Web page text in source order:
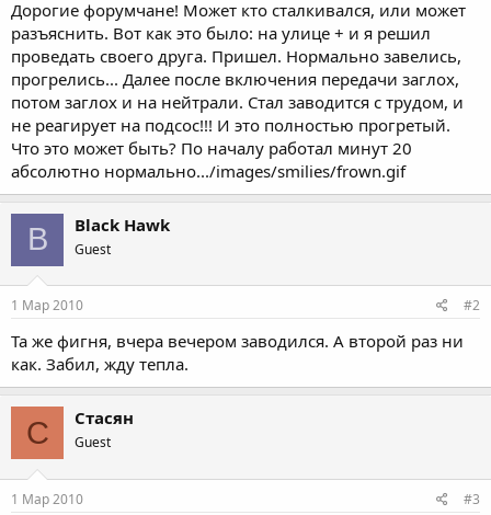
Дорогие форумчане! Может кто сталкивался, или может
разъяснить. Вот как это было: на улице + и я решил
проведать своего друга. Пришел. Нормально завелись,
прогрелись... Далее после включения передачи заглох,
потом заглох и на нейтрали. Стал заводится с трудом, и
не реагирует на подсос!!! И это полностью прогретый.
Что это может быть? По началу работал минут 20
абсолютно нормально.../images/smilies/frown.gif
B Black Hawk
Guest
1 Мар 2010 #2
Та же фигня, вчера вечером заводился. А второй раз ни
как. Забил, жду тепла.
С Стасян
Guest
1 Мар 2010 #3